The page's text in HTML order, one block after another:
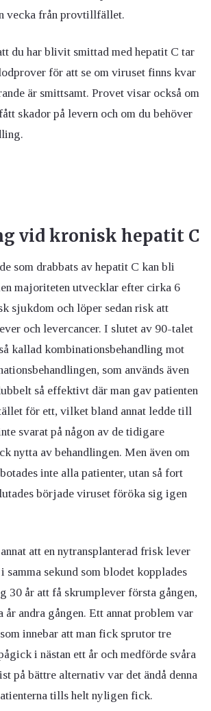
vecka från provtillfället.
du har blivit smittad med hepatit C tar
för att se om viruset finns kvar
är smittsamt. Provet visar också om
skador på levern och om du behöver
vid kronisk hepatit C
som drabbats av hepatit C kan bli
majoriteten utvecklar efter cirka 6
sjukdom och löper sedan risk att
och levercancer. I slutet av 90-talet
kallad kombinationsbehandling mot
som används även
så effektivt där man gav patienten
för ett, vilket bland annat ledde till
svarat på någon av de tidigare
nytta av behandlingen. Men även om
inte alla patienter, utan så fort
började viruset föröka sig igen
att en nytransplanterad frisk lever
samma sekund som blodet kopplades
30 år att få skrumplever första gången,
år andra gången. Ett annat problem var
innebar att man fick sprutor tre
i nästan ett år och medförde svåra
på bättre alternativ var det ändå denna
tills helt nyligen fick.